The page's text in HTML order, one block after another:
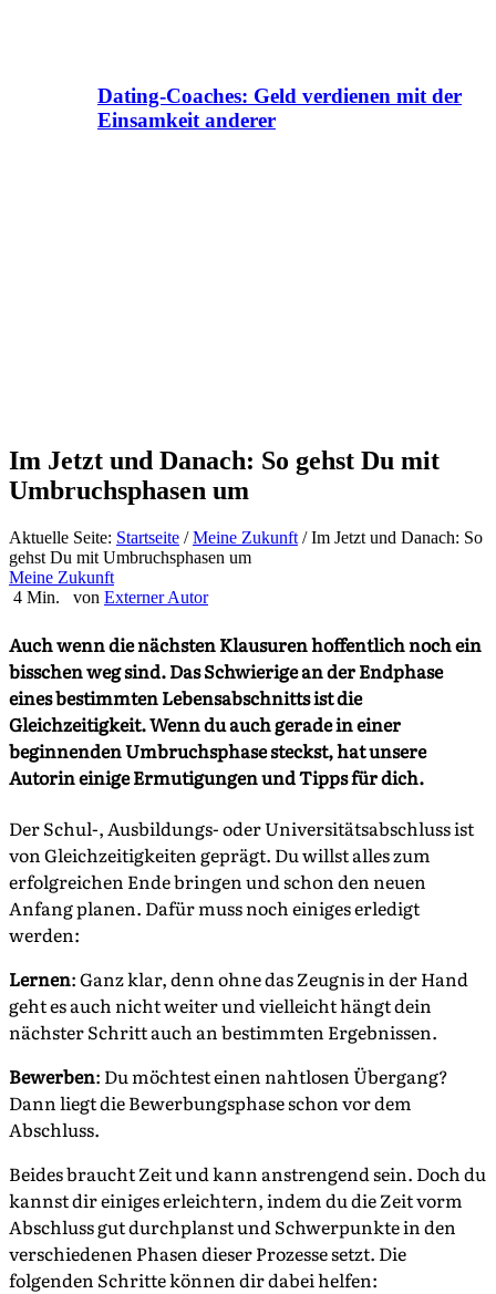
Dating-Coaches: Geld verdienen mit der
Einsamkeit anderer
Im Jetzt und Danach: So gehst Du mit
Umbruchsphasen um
Aktuelle Seite: Startseite / Meine Zukunft /Im Jetzt und Danach: So
gehst Du mit Umbruchsphasen um
Meine Zukunft
4 Min.
von Externer Autor
Auch wenn die nächsten Klausuren hoffentlich noch ein
bisschen weg sind. Das Schwierige an der Endphase
eines bestimmten Lebensabschnitts ist die
Gleichzeitigkeit. Wenn du auch gerade in einer
beginnenden Umbruchsphase steckst, hat unsere
Autorin einige Ermutigungen und Tipps für dich.
Der Schul-, Ausbildungs- oder Universitätsabschluss ist
von Gleichzeitigkeiten geprägt. Du willst alles zum
erfolgreichen Ende bringen und schon den neuen
Anfang planen. Dafür muss noch einiges erledigt
werden:
Lernen: Ganz klar, denn ohne das Zeugnis in der Hand
geht es auch nicht weiter und vielleicht hängt dein
nächster Schritt auch an bestimmten Ergebnissen.
Bewerben: Du möchtest einen nahtlosen Übergang?
Dann liegt die Bewerbungsphase schon vor dem
Abschluss.
Beides braucht Zeit und kann anstrengend sein. Doch du
kannst dir einiges erleichtern, indem du die Zeit vorm
Abschluss gut durchplanst und Schwerpunkte in den
verschiedenen Phasen dieser Prozesse setzt. Die
folgenden Schritte können dir dabei helfen: